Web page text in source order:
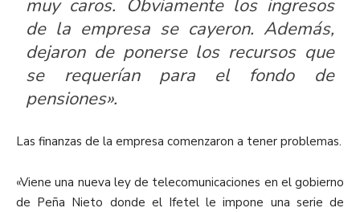
muy caros. Obviamente los ingresos
de la empresa se cayeron. Además,
dejaron de ponerse los recursos que
se requerían para el fondo de
pensiones».
Las finanzas de la empresa comenzaron a tener problemas.
«Viene una nueva ley de telecomunicaciones en el gobierno
de Peña Nieto donde el Ifetel le impone una serie de